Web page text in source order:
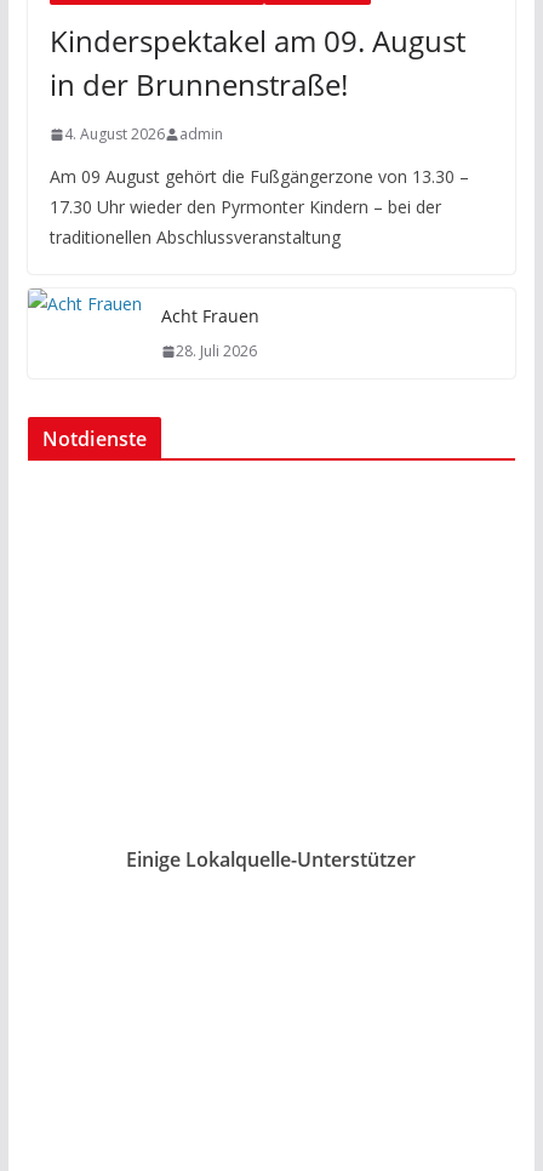
Kinderspektakel am 09. August
in der Brunnenstraße!
4. August 2026 admin
Am 09 August gehört die Fußgängerzone von 13.30 –
17.30 Uhr wieder den Pyrmonter Kindern – bei der
traditionellen Abschlussveranstaltung
Acht Frauen
28. Juli 2026
Notdienste
Einige Lokalquelle-Unterstützer